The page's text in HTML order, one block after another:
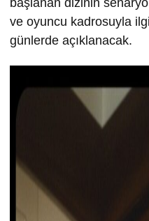
başlanan dizinin
ve oyuncu kadrosuyla
günlerde açıklanacak.